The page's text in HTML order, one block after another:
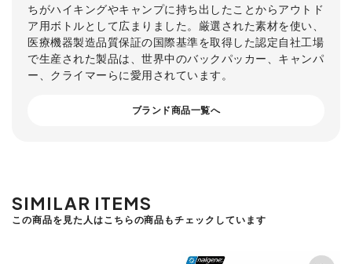
ちがハイキングやキャンプに持ち出したことからアウトド
ア用ボトルとして広まりました。厳選された素材を使い、
医療機器製造品質保証の国際基準を取得した認定自社工場
で生産された製品は、世界中のバックパッカー、キャンパ
ー、クライマーらに愛用されています。
ブランド商品一覧へ
SIMILAR ITEMS
この商品を見た人はこちらの商品もチェックしています